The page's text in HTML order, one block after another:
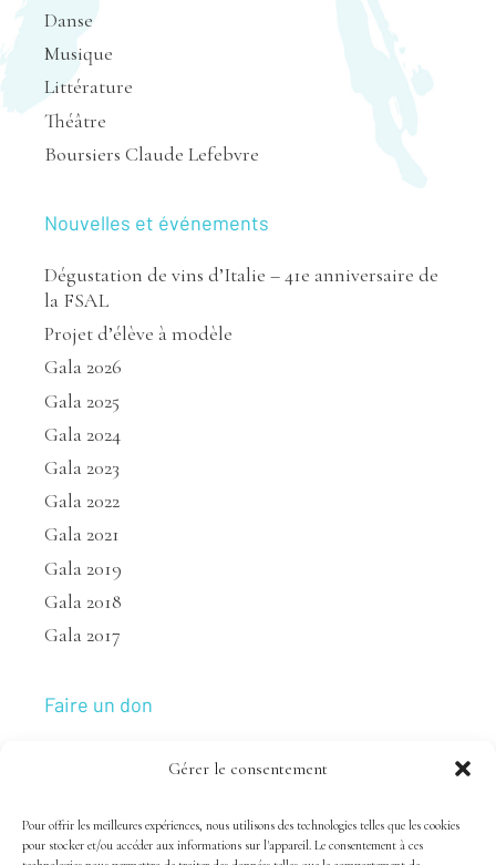
Gérer le consentement
Pour offrir les meilleures expériences, nous utilisons des technologies telles que les cookies
pour stocker et/ou accéder aux informations sur l'appareil. Le consentement à ces
Danse
Musique
Littérature
Théâtre
Boursiers Claude Lefebvre
Nouvelles et événements
Dégustation de vins d’Italie – 41e anniversaire de
la FSAL
Projet d’élève à modèle
Gala 2026
Gala 2025
Gala 2024
Gala 2023
Gala 2022
Gala 2021
Gala 2019
Gala 2018
Gala 2017
Faire un don